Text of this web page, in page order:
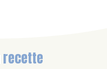
recette